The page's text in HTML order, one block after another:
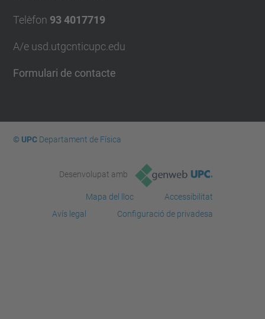
Telèfon 93 4017719
A/e usd.utgcnticupc.edu
Formulari de contacte
© UPCDepartament de Física
Desenvolupat amb
Mapa del lloc
Accessibilitat
Avís legal
Configuració de privadesa